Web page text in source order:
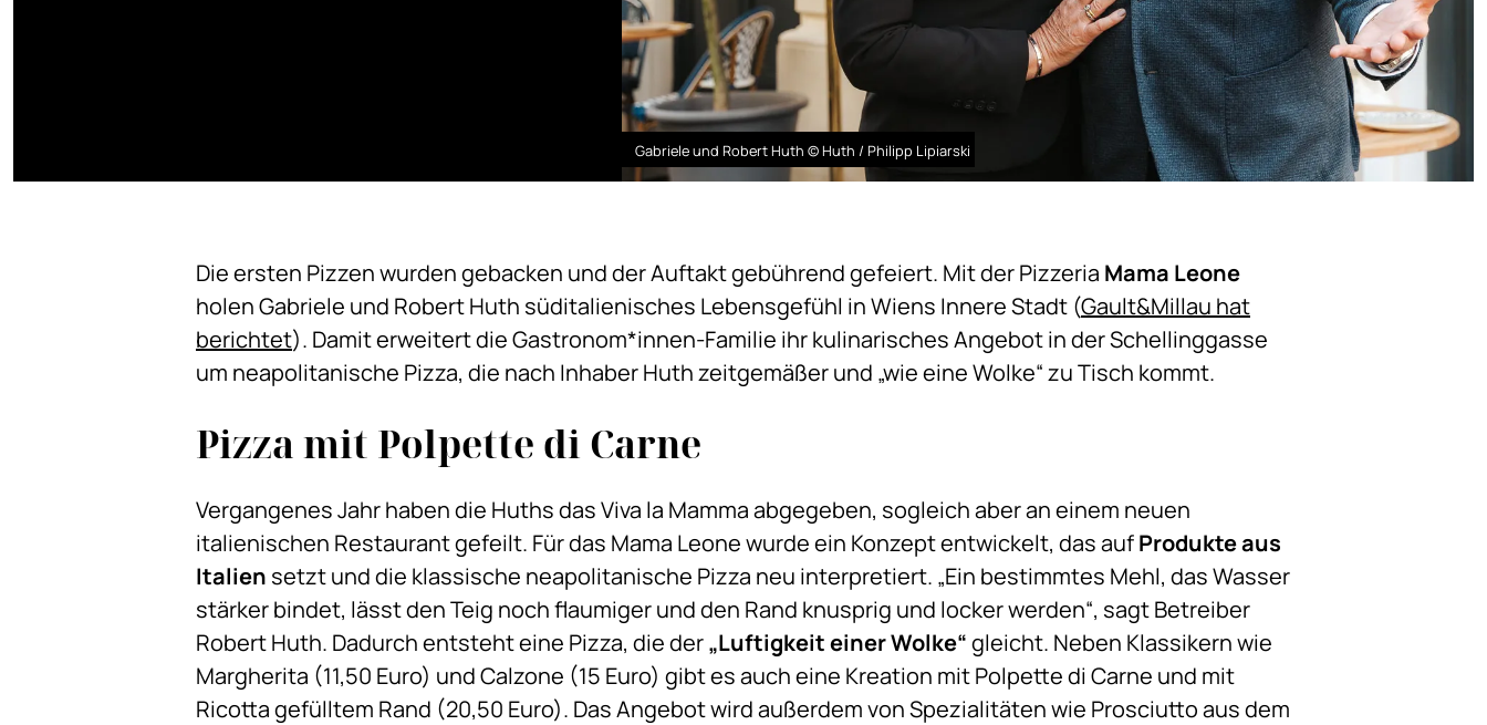
Gabriele und Robert Huth © Huth / Philipp Lipiarski
Die ersten Pizzen wurden gebacken und der Auftakt gebührend gefeiert. Mit der Pizzeria Mama Leone
holen Gabriele und Robert Huth süditalienisches Lebensgefühl in Wiens Innere Stadt (Gault&Millau hat
berichtet). Damit erweitert die Gastronom*innen-Familie ihr kulinarisches Angebot in der Schellinggasse
um neapolitanische Pizza, die nach Inhaber Huth zeitgemäßer und „wie eine Wolke“ zu Tisch kommt.
Pizza mit Polpette di Carne
Vergangenes Jahr haben die Huths das Viva la Mamma abgegeben, sogleich aber an einem neuen
italienischen Restaurant gefeilt. Für das Mama Leone wurde ein Konzept entwickelt, das aufProdukte aus
Italien setzt und die klassische neapolitanische Pizza neu interpretiert. „Ein bestimmtes Mehl, das Wasser
stärker bindet, lässt den Teig noch flaumiger und den Rand knusprig und locker werden“, sagt Betreiber
Robert Huth. Dadurch entsteht eine Pizza, die der„Luftigkeit einer Wolke“gleicht. Neben Klassikern wie
Margherita (11,50 Euro) und Calzone (15 Euro) gibt es auch eine Kreation mit Polpette di Carne und mit
Ricotta gefülltem Rand (20,50 Euro). Das Angebot wird außerdem von Spezialitäten wie Prosciutto aus dem